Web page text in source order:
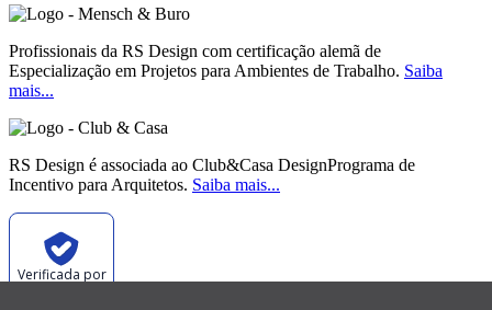
Profissionais da RS Design com certificação alemã de
Especialização em Projetos para Ambientes de Trabalho. Saiba
mais...
RS Design é associada ao Club&Casa DesignPrograma de
Incentivo para Arquitetos. Saiba mais...
Verificada por